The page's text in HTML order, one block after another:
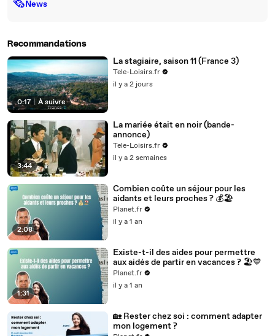
🗞News
Recommandations
0:17 À suivre
La stagiaire, saison 11 (France 3)
Tele-Loisirs.fr
il y a 2 jours
3:44
La mariée était en noir (bande-
annonce)
Tele-Loisirs.fr
il y a 2 semaines
2:08
Combien coûte un séjour pour les
aidants et leurs proches ? 💰🏖️
Planet.fr
il y a 1 an
1:31
Existe-t-il des aides pour permettre
aux aidés de partir en vacances ? 🏖️💙
Planet.fr
il y a 1 an
🏡 Rester chez soi : comment adapter
mon logement ?